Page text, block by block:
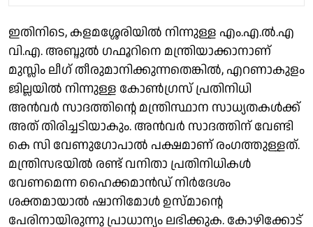
ഇതിനിടെ, കളമശ്ശേരിയില്‍ നിന്നുള്ള എം.എ.ല്‍.എ
വി.എ. അബ്ദുല്‍ ഗഫൂറിനെ മന്ത്രിയാക്കാനാണ്
മുസ്ലിം ലീഗ് തീരുമാനിക്കുന്നതെങ്കില്‍, എറണാകുളം
ജില്ലയില്‍ നിന്നുള്ള കോണ്‍ഗ്രസ് പ്രതിനിധി
അന്‍വര്‍ സാദത്തിന്റെ മന്ത്രിസ്ഥാന സാധ്യതകള്‍ക്ക്
അത് തിരിച്ചടിയാകും. അന്‍വര്‍ സാദത്തിന് വേണ്ടി
കെ സി വേണുഗോപാല്‍ പക്ഷമാണ് രംഗത്തുള്ളത്.
മന്ത്രിസഭയില്‍ രണ്ട് വനിതാ പ്രതിനിധികള്‍
വേണമെന്ന ഹൈക്കമാന്‍ഡ് നിര്‍ദേശം
ശക്തമായാല്‍ ഷാനിമോള്‍ ഉസ്മാന്റെ
പേരിനായിരുന്നു പ്രാധാന്യം ലഭിക്കുക. കോഴിക്കോട്